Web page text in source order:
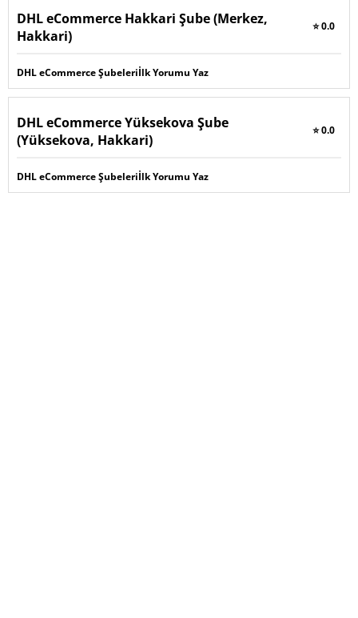
DHL eCommerce Hakkari Şube (Merkez,
Hakkari)
⭐ 0.0
DHL eCommerce Şubeleriİlk Yorumu Yaz
DHL eCommerce Yüksekova Şube
(Yüksekova, Hakkari)
⭐ 0.0
DHL eCommerce Şubeleriİlk Yorumu Yaz